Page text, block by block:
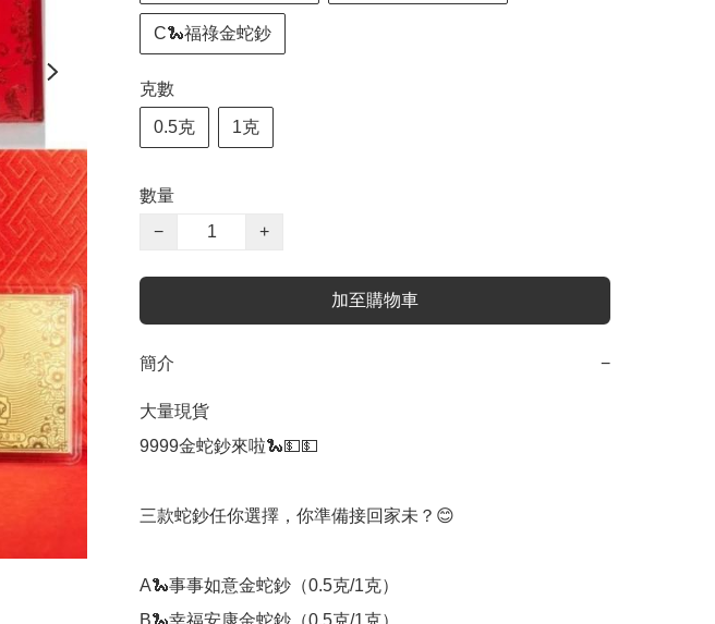
C🐍福祿金蛇鈔
克數
0.5克 1克
數量
−
+
加至購物車
簡介 −
大量現貨
9999金蛇鈔來啦🐍💵💵
三款蛇鈔任你選擇，你準備接回家未？😊
A🐍事事如意金蛇鈔（0.5克/1克）
B🐍幸福安康金蛇鈔（0.5克/1克）